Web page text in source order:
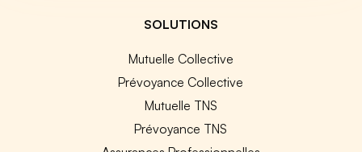
SOLUTIONS
Mutuelle Collective
Prévoyance Collective
Mutuelle TNS
Prévoyance TNS